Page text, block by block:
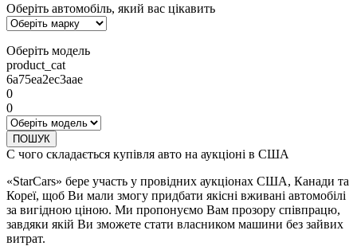
Оберіть автомобіль, який вас цікавить
Оберіть модель
product_cat
6a75ea2ec3aae
0
0
ПОШУК
С чого складається купівля авто на аукціоні в США
«StarCars» бере участь у провідних аукціонах США, Канади та
Кореї, щоб Ви мали змогу придбати якісні вживані автомобілі
за вигідною ціною. Ми пропонуємо Вам прозору співпрацю,
завдяки якій Ви зможете стати власником машини без зайвих
витрат.